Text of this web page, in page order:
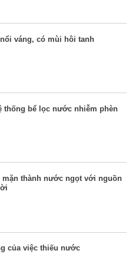
váng, có mùi hôi tanh
thống bể lọc nước nhiễm phèn
thành nước ngọt với nguồn
của việc thiếu nước